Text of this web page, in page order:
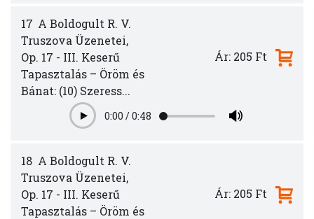
17 A Boldogult R. V.
Truszova Üzenetei,
Op. 17 - III. Keserű
Tapasztalás – Öröm és
Bánat: (10) Szeress...
Play0:00 /0:48
Ár: 205 Ft
18 A Boldogult R. V.
Truszova Üzenetei,
Op. 17 - III. Keserű
Tapasztalás – Öröm és
Ár: 205 Ft